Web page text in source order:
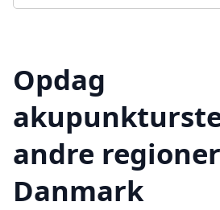
Opdag
andre
Danmark